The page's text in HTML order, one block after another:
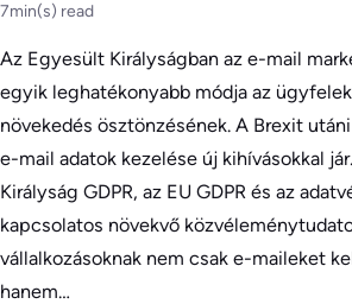
7min(s) read
Az Egyesült Királyságban az e-mail
egyik leghatékonyabb módja az
növekedés ösztönzésének. A Brexit
e-mail adatok kezelése új kihívásokkal
Királyság GDPR, az EU GDPR és az
kapcsolatos növekvő
vállalkozásoknak nem csak e-maileket
hanem…